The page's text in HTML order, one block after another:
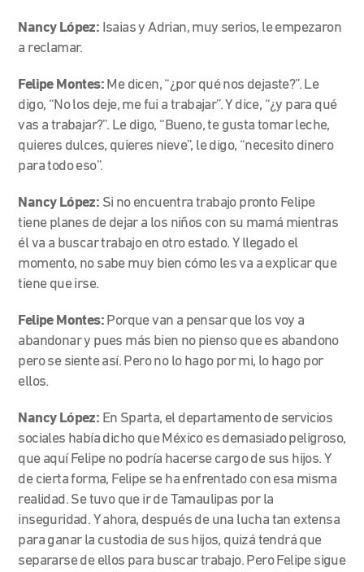
Nancy López: Isaias y Adrian, muy serios, le empezaron
a reclamar.
Felipe Montes: Me dicen, “¿por qué nos dejaste?”. Le
digo, “No los deje, me fui a trabajar”. Y dice, “¿y para qué
vas a trabajar?”. Le digo, “Bueno, te gusta tomar leche,
quieres dulces, quieres nieve”, le digo, “necesito dinero
para todo eso”.
Nancy López: Si no encuentra trabajo pronto Felipe
tiene planes de dejar a los niños con su mamá mientras
él va a buscar trabajo en otro estado. Y llegado el
momento, no sabe muy bien cómo les va a explicar que
tiene que irse.
Felipe Montes: Porque van a pensar que los voy a
abandonar y pues más bien no pienso que es abandono
pero se siente así. Pero no lo hago por mi, lo hago por
ellos.
Nancy López: En Sparta, el departamento de servicios
sociales había dicho que México es demasiado peligroso,
que aquí Felipe no podría hacerse cargo de sus hijos. Y
de cierta forma, Felipe se ha enfrentado con esa misma
realidad. Se tuvo que ir de Tamaulipas por la
inseguridad. Y ahora, después de una lucha tan extensa
para ganar la custodia de sus hijos, quizá tendrá que
separarse de ellos para buscar trabajo. Pero Felipe sigue